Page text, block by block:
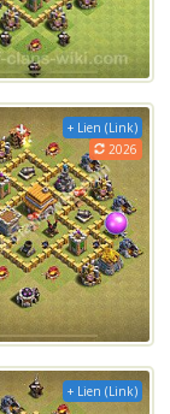
+ Lien (Link)
2026
+ Lien (Link)